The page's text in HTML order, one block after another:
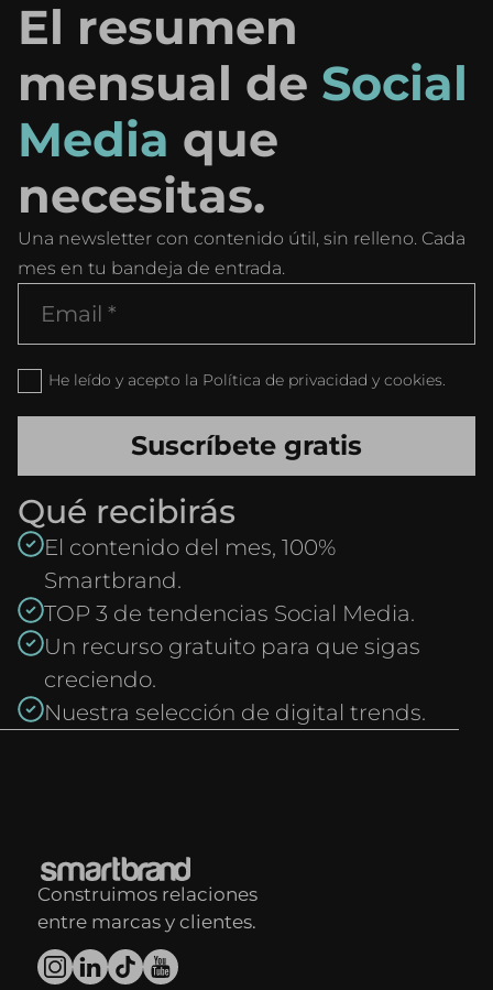
El resumen
mensual de Social
Media que
necesitas.
Una newsletter con contenido útil, sin relleno. Cada
mes en tu bandeja de entrada.
He leído y acepto la Política de privacidad y cookies.
Qué recibirás
El contenido del mes, 100%
Smartbrand.
TOP 3 de tendencias Social Media.
Un recurso gratuito para que sigas
creciendo.
Nuestra selección de digital trends.
Construimos relaciones
entre marcas y clientes.